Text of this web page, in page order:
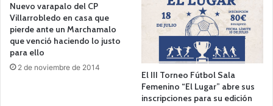
Nuevo varapalo del CP
Villarrobledo en casa que
pierde ante un Marchamalo
que venció haciendo lo justo
para ello
2 de noviembre de 2014
El III Torneo Fútbol Sala
Femenino “El Lugar” abre sus
inscripciones para su edición